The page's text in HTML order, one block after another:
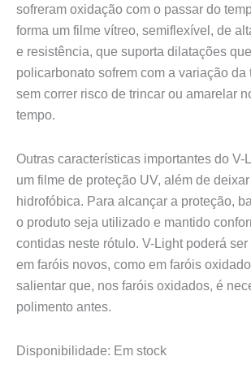
sofreram oxidação com o passar do
forma um filme vítreo, semiflexível, de
e resistência, que suporta dilatações
policarbonato sofrem com a variação da
sem correr risco de trincar ou amarelar
tempo.
Outras características importantes do V-
um filme de proteção UV, além de
hidrofóbica. Para alcançar a proteção,
o produto seja utilizado e mantido
contidas neste rótulo. V-Light poderá
em faróis novos, como em faróis
salientar que, nos faróis oxidados, é
polimento antes.
Disponibilidade: Em stock